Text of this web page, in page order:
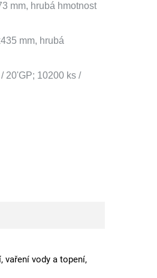
mm, hrubá hmotnost
mm, hrubá
20'GP; 10200 ks /
vaření vody a topení,